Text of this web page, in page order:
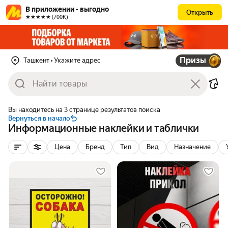
В приложении - выгодно
★★★★★ (700К)
Открыть
Ташкент • Укажите адрес Призы
Вы находитесь на 3 странице результатов поиска
Вернуться в начало
Информационные наклейки и таблички
Цена Бренд Тип Вид Назначение